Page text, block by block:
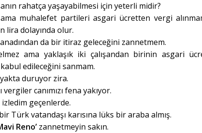
rahatça yaşayabilmesi için yeterli midir?
muhalefet partileri asgari ücretten vergi
lira dolayında olur.
da bir itiraz geleceğini zannetmem.
ama yaklaşık iki çalışandan birinin asgari
edileceğini sanmam.
duruyor zira.
canımızı fena yakıyor.
geçenlerde.
Türk vatandaşı karısına lüks bir araba almış.
Reno’ zannetmeyin sakın.